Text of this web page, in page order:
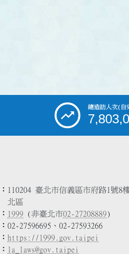
總造訪人次(自
110204 臺北市信義區市府路1號8
北區
1999 (非臺北市02-27208889)
02-27596695、02-27593266
https://1999.gov.taipei
la_laws@gov.taipei